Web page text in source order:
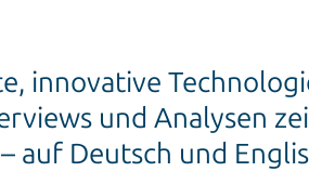
innovative
und Analysen
auf Deutsch und